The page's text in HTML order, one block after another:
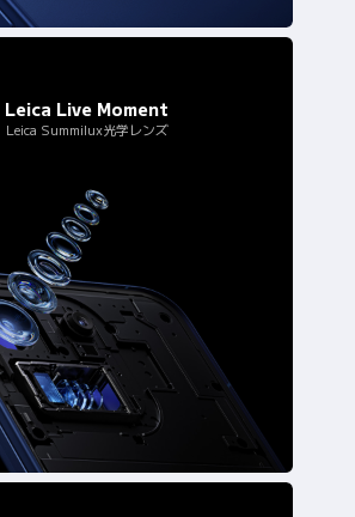
Leica Live Moment
Leica Summilux光学レンズ